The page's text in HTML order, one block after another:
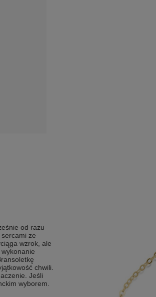
od razu
sercami ze
wzrok, ale
chwili.
Jeśli
wyborem.